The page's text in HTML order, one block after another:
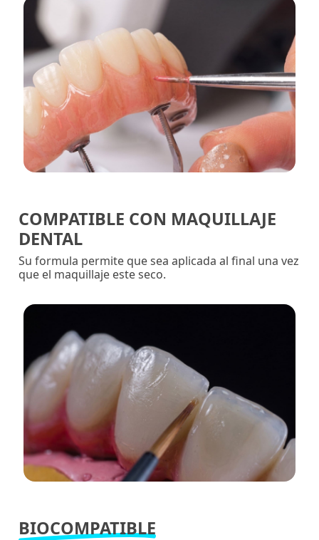
COMPATIBLE CON MAQUILLAJE
DENTAL
Su formula permite que sea aplicada al final una vez
que el maquillaje este seco.
BIOCOMPATIBLE